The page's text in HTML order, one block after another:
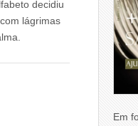
decidiu
lágrimas
Em